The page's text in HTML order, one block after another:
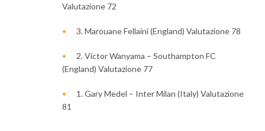
Valutazione 72
3. Marouane Fellaini (England) Valutazione 78
2. Victor Wanyama – Southampton FC
(England) Valutazione 77
1. Gary Medel – Inter Milan (Italy) Valutazione
81